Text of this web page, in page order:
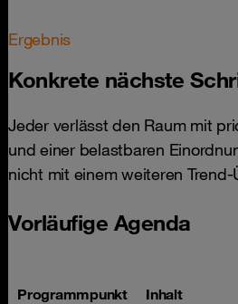
Ergebnis
Konkrete nächste
Jeder verlässt den Raum mit
und einer belastbaren
nicht mit einem weiteren
Vorläufige Agenda
Programmpunkt Inhalt